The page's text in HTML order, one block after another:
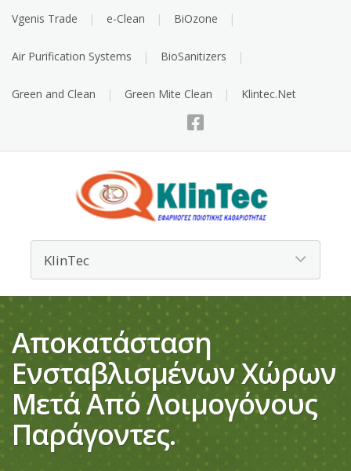
Vgenis Trade e-Clean BiOzone
Air Purification Systems BioSanitizers
Green and Clean Green Mite Clean Klintec.Net
Αποκατάσταση
Ενσταβλισμένων Χώρων
Μετά Από Λοιμογόνους
Παράγοντες.